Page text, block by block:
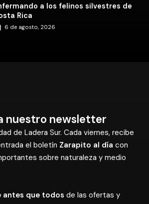
a los felinos silvestres de
Rica
6 de agosto, 2026
nuestro newsletter
de Ladera Sur. Cada viernes, recibe
el boletín Zarapito al día con
sobre naturaleza y medio
antes que todos de las ofertas y